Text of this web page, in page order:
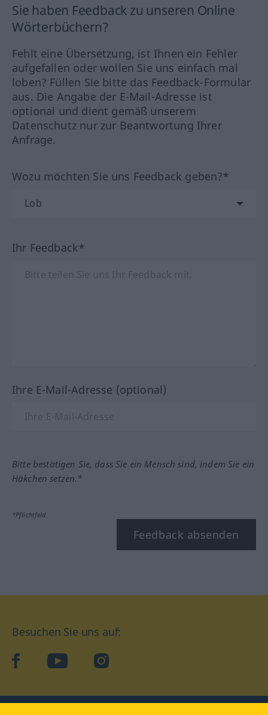
Sie haben Feedback zu unseren Online
Wörterbüchern?
Fehlt eine Übersetzung, ist Ihnen ein Fehler
aufgefallen oder wollen Sie uns einfach mal
loben? Füllen Sie bitte das Feedback-Formular
aus. Die Angabe der E-Mail-Adresse ist
optional und dient gemäß unserem
Datenschutz nur zur Beantwortung Ihrer
Anfrage.
Wozu möchten Sie uns Feedback geben?*
Ihr Feedback*
Ihre E-Mail-Adresse (optional)
Bitte bestätigen Sie, dass Sie ein Mensch sind, indem Sie ein
Häkchen setzen.*
*Pflichtfeld
Feedback absenden
Besuchen Sie uns auf:
facebookYouTube Instagram